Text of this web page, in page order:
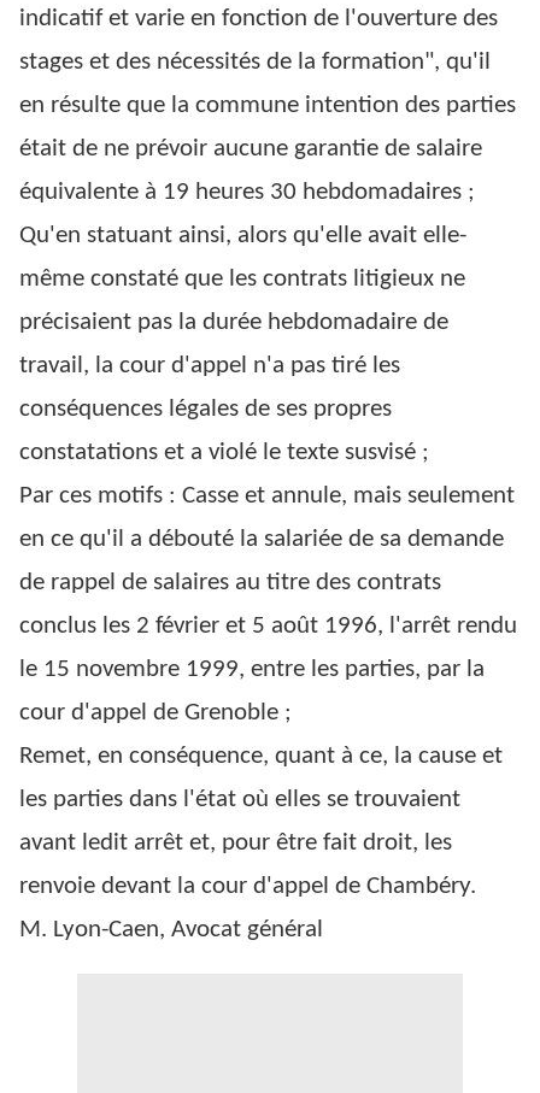
indicatif et varie en fonction de l'ouverture des
stages et des nécessités de la formation", qu'il
en résulte que la commune intention des parties
était de ne prévoir aucune garantie de salaire
équivalente à 19 heures 30 hebdomadaires ;
Qu'en statuant ainsi, alors qu'elle avait elle-
même constaté que les contrats litigieux ne
précisaient pas la durée hebdomadaire de
travail, la cour d'appel n'a pas tiré les
conséquences légales de ses propres
constatations et a violé le texte susvisé ;
Par ces motifs : Casse et annule, mais seulement
en ce qu'il a débouté la salariée de sa demande
de rappel de salaires au titre des contrats
conclus les 2 février et 5 août 1996, l'arrêt rendu
le 15 novembre 1999, entre les parties, par la
cour d'appel de Grenoble ;
Remet, en conséquence, quant à ce, la cause et
les parties dans l'état où elles se trouvaient
avant ledit arrêt et, pour être fait droit, les
renvoie devant la cour d'appel de Chambéry.
M. Lyon-Caen, Avocat général